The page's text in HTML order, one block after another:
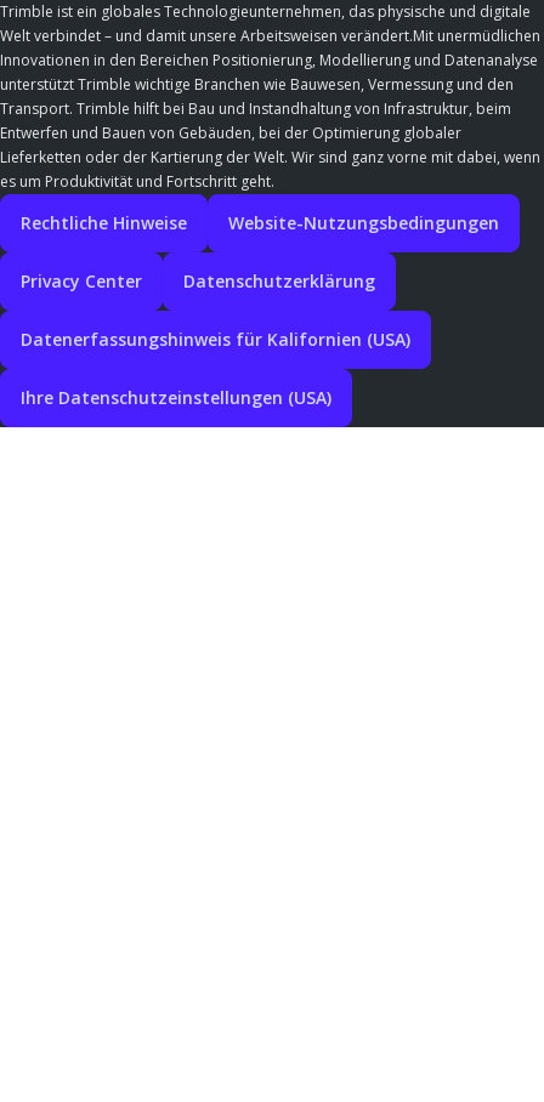
Trimble ist ein globales Technologieunternehmen, das physische und digitale
Welt verbindet – und damit unsere Arbeitsweisen verändert.Mit unermüdlichen
Innovationen in den Bereichen Positionierung, Modellierung und Datenanalyse
unterstützt Trimble wichtige Branchen wie Bauwesen, Vermessung und den
Transport. Trimble hilft bei Bau und Instandhaltung von Infrastruktur, beim
Entwerfen und Bauen von Gebäuden, bei der Optimierung globaler
Lieferketten oder der Kartierung der Welt. Wir sind ganz vorne mit dabei, wenn
es um Produktivität und Fortschritt geht.
Rechtliche Hinweise Website-Nutzungsbedingungen
Privacy Center Datenschutzerklärung
Datenerfassungshinweis für Kalifornien (USA)
Ihre Datenschutzeinstellungen (USA)